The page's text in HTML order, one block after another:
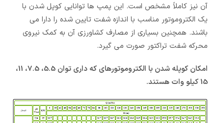
آن نیز کاملاً مشخص است. این پمپ ها توانایی کوپل شدن با
یک الکتروموتور مناسب با اندازه شفت تایین شده را دارا می
باشند. همچنین بسیاری از مصارف کشاورزی آن به کمک نیروی
محرکه شفت تراکتور صورت می گیرد.
امکان کوپله شدن با الکتروموتورهای که داری توان 5.5، 7.5، 11،
15 کیلو وات هستند.